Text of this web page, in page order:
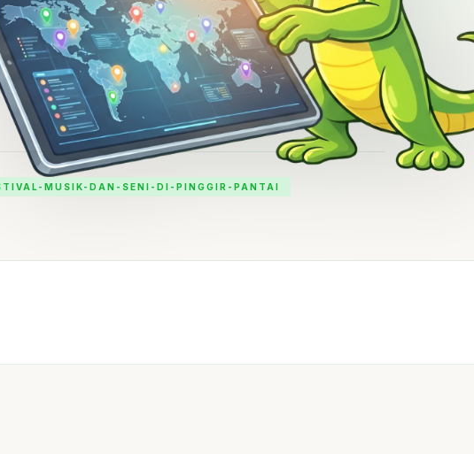
MUSIK-DAN-SENI-DI-PINGGIR-PANTAI